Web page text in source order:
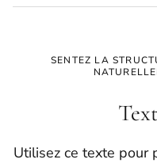
SENTEZ LA
Utilisez ce texte pour